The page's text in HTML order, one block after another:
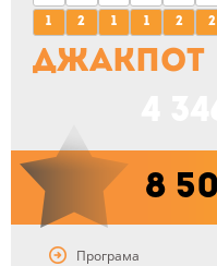
1 2 1 1 2 2
Джакпот
8
Програма